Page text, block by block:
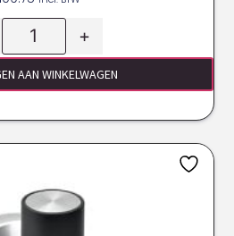
+
AAN WINKELWAGEN